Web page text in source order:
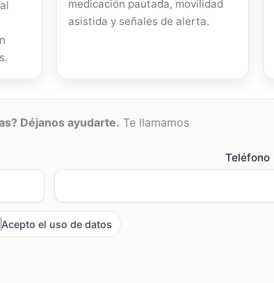
medicación pautada, movilidad
asistida y señales de alerta.
Déjanos ayudarte. Te llamamos
Teléfono
Acepto el uso de datos